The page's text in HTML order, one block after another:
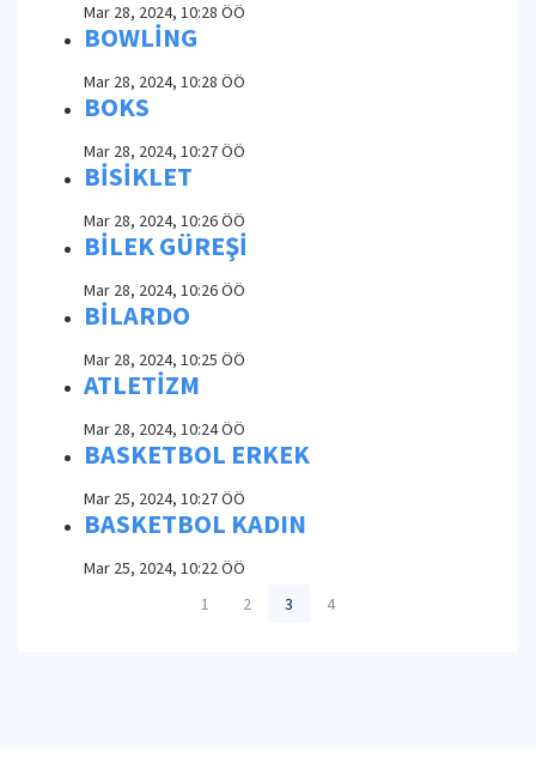
Mar 28, 2024, 10:28 ÖÖ
BOWLİNG
Mar 28, 2024, 10:28 ÖÖ
BOKS
Mar 28, 2024, 10:27 ÖÖ
BİSİKLET
Mar 28, 2024, 10:26 ÖÖ
BİLEK GÜREŞİ
Mar 28, 2024, 10:26 ÖÖ
BİLARDO
Mar 28, 2024, 10:25 ÖÖ
ATLETİZM
Mar 28, 2024, 10:24 ÖÖ
BASKETBOL ERKEK
Mar 25, 2024, 10:27 ÖÖ
BASKETBOL KADIN
Mar 25, 2024, 10:22 ÖÖ
1
2 3 4